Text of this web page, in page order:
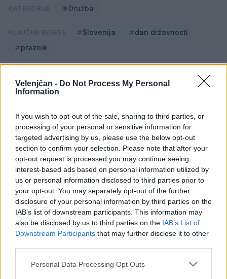
Velenjčan - Do Not Process My Personal
Information
If you wish to opt-out of the sale, sharing to third parties, or
processing of your personal or sensitive information for
targeted advertising by us, please use the below opt-out
section to confirm your selection. Please note that after your
opt-out request is processed you may continue seeing
interest-based ads based on personal information utilized by
us or personal information disclosed to third parties prior to
your opt-out. You may separately opt-out of the further
disclosure of your personal information by third parties on the
IAB’s list of downstream participants. This information may
also be disclosed by us to third parties on the IAB’s List of
Downstream Participants that may further disclose it to other
Personal Data Processing Opt Outs
Družba
Slovenija
dan državnosti
praznik
Več iz kategorije Družba
Zavod4 in Zavod za turizem Šaleške
doline vabita na voden ogled Mornove
zijalke
8. avgust 2026
Na Koroško prihaja avtomobilski
spektakel: Rohnenje motorjev, dvoboji
na progah in atraktivni Car Meet
8. avgust 2026